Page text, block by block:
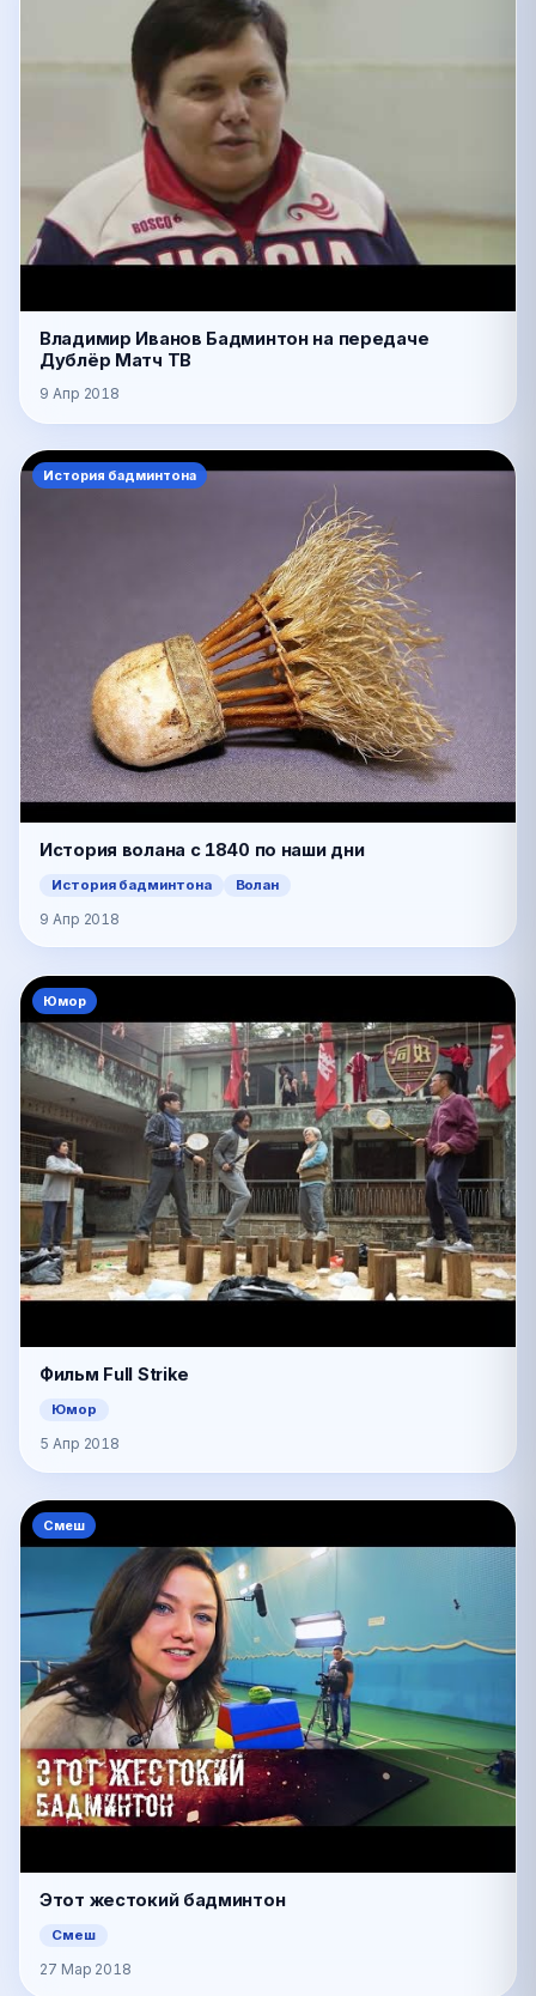
Владимир Иванов Бадминтон на передаче
Дублёр Матч ТВ
9 Апр 2018
История бадминтона
История волана с 1840 по наши дни
История бадминтона Волан
9 Апр 2018
Юмор
Фильм Full Strike
Юмор
5 Апр 2018
Смеш
Этот жестокий бадминтон
Смеш
27 Мар 2018